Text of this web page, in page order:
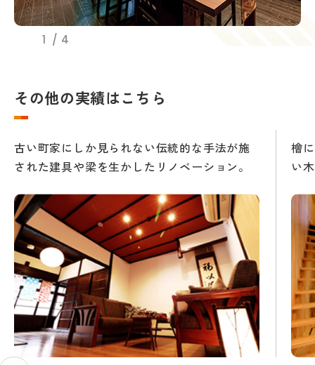
1 4
その他の実績はこちら
古い町家にしか見られない伝統的な手法が施
された建具や梁を生かしたリノベーション。
檜
い